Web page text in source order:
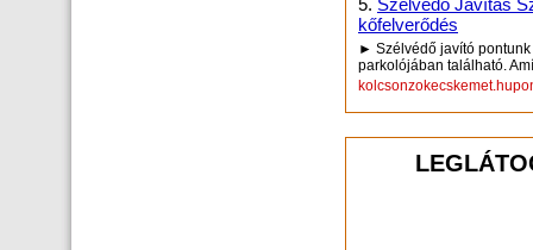
5. Szélvédő Javítás
kőfelverődés
► Szélvédő javító pontunk
parkolójában található.